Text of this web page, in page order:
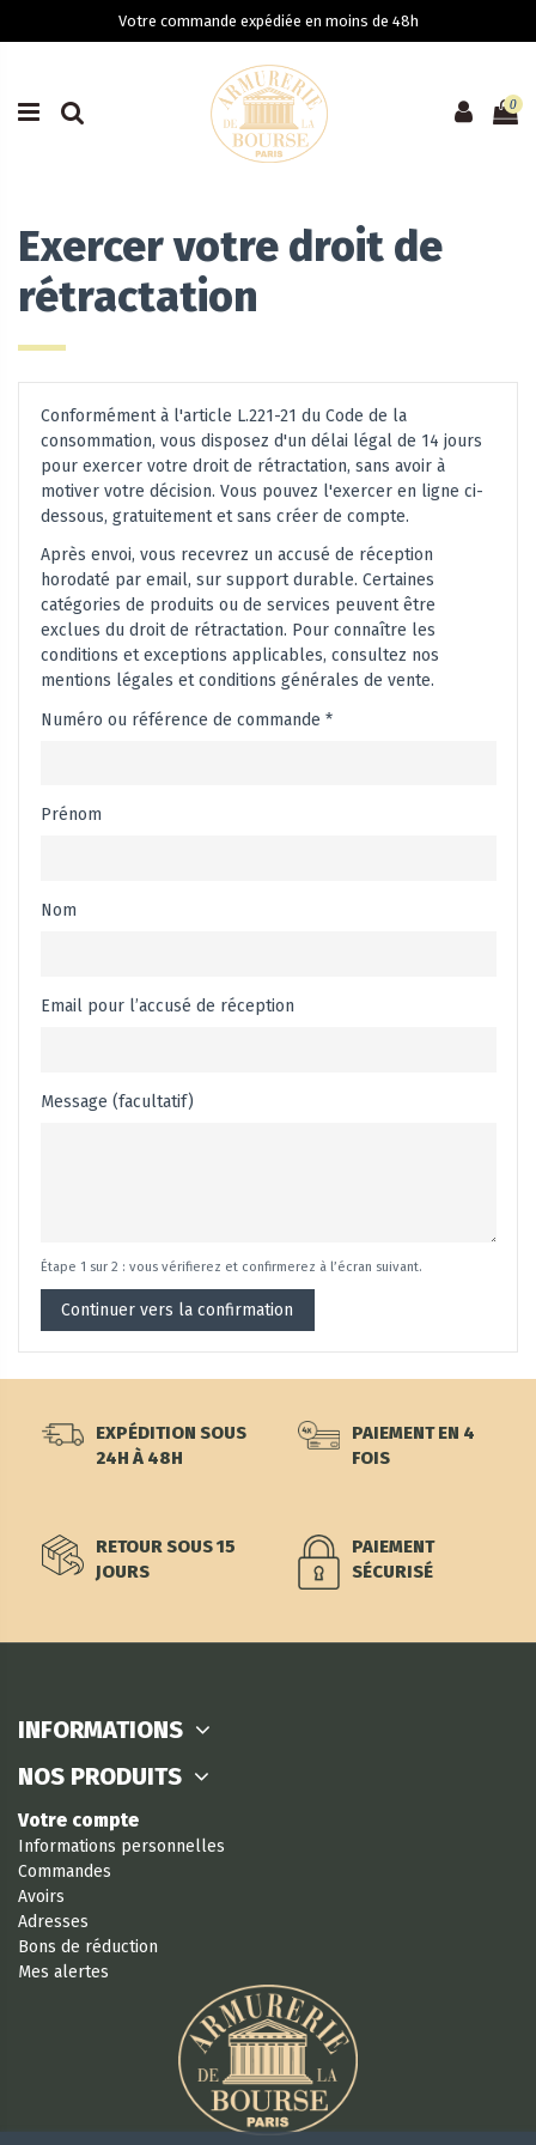
Votre commande expédiée en moins de 48h
0
Exercer votre droit de
rétractation
Conformément à l'article L.221-21 du Code de la
consommation, vous disposez d'un délai légal de 14 jours
pour exercer votre droit de rétractation, sans avoir à
motiver votre décision. Vous pouvez l'exercer en ligne ci-
dessous, gratuitement et sans créer de compte.
Après envoi, vous recevrez un accusé de réception
horodaté par email, sur support durable. Certaines
catégories de produits ou de services peuvent être
exclues du droit de rétractation. Pour connaître les
conditions et exceptions applicables, consultez nos
mentions légales et conditions générales de vente.
Numéro ou référence de commande *
Prénom
Nom
Email pour l’accusé de réception
Message (facultatif)
Étape 1 sur 2 : vous vérifierez et confirmerez à l’écran suivant.
Continuer vers la confirmation
EXPÉDITION SOUS
24H À 48H
PAIEMENT EN 4
FOIS
RETOUR SOUS 15
JOURS
PAIEMENT
SÉCURISÉ
INFORMATIONS
NOS PRODUITS
Votre compte
Informations personnelles
Commandes
Avoirs
Adresses
Bons de réduction
Mes alertes